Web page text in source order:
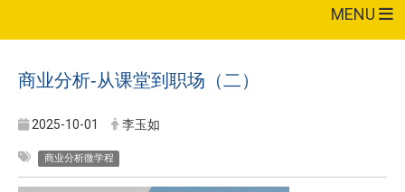
MENU
商业分析-从课堂到职场（二）
2025-10-01 李玉如
商业分析微学程